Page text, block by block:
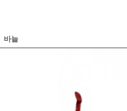
바늘